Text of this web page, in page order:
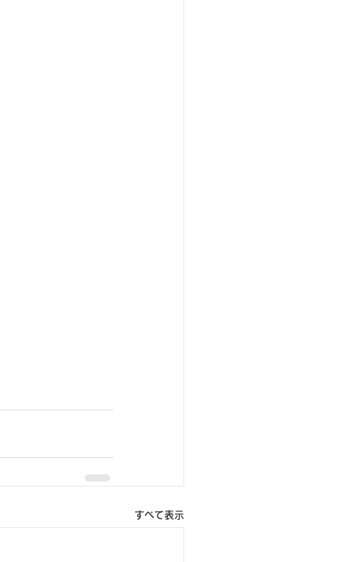
すべて表示